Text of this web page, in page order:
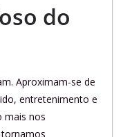
do
Aproximam-se de
entretenimento e
mais nos